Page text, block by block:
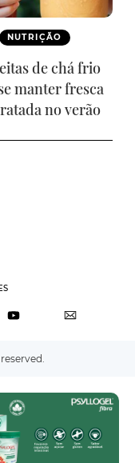
NUTRIÇÃO
de chá frio
manter fresca
no verão